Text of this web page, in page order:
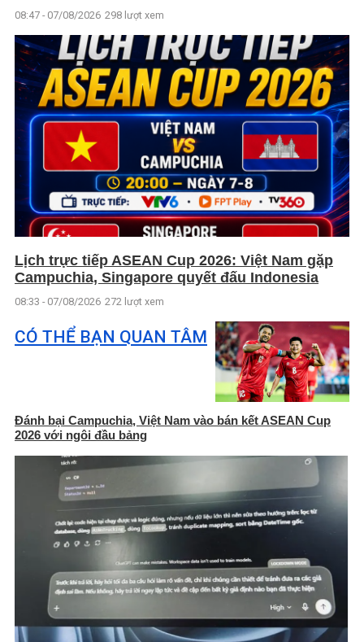
08:47 - 07/08/2026 298 lượt xem
Lịch trực tiếp ASEAN Cup 2026: Việt Nam gặp
Campuchia, Singapore quyết đấu Indonesia
08:33 - 07/08/2026 272 lượt xem
CÓ THỂ BẠN QUAN TÂM
Đánh bại Campuchia, Việt Nam vào bán kết ASEAN Cup
2026 với ngôi đầu bảng